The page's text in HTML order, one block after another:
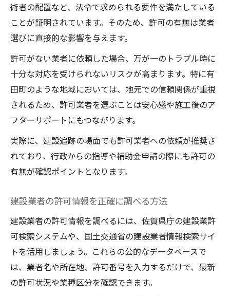
術者の配置など、法令で求められる要件を満たしている
ことが証明されています。そのため、許可の有無は業者
選びに直接的な影響を与えます。
許可がない業者に依頼した場合、万が一のトラブル時に
十分な対応を受けられないリスクが高まります。特に有
田町のような地域においては、地元での信頼関係が重視
されるため、許可業者を選ぶことは安心感や施工後のア
フターサポートにもつながります。
実際に、建設追跡の場面でも許可業者への依頼が推奨さ
れており、行政からの指導や補助金申請の際にも許可の
有無が確認ポイントとなります。
建設業者の許可情報を正確に調べる方法
建設業者の許可情報を調べるには、佐賀県庁の建設業許
可検索システムや、国土交通省の建設業者情報検索サイ
トを活用しましょう。これらの公的なデータベースで
は、業者名や所在地、許可番号を入力するだけで、最新
の許可状況や業種区分を確認できます。